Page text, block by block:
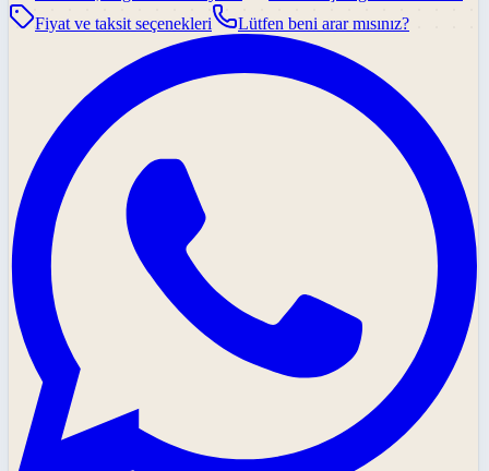
Fiyat ve taksit seçenekleri
Lütfen beni arar mısınız?